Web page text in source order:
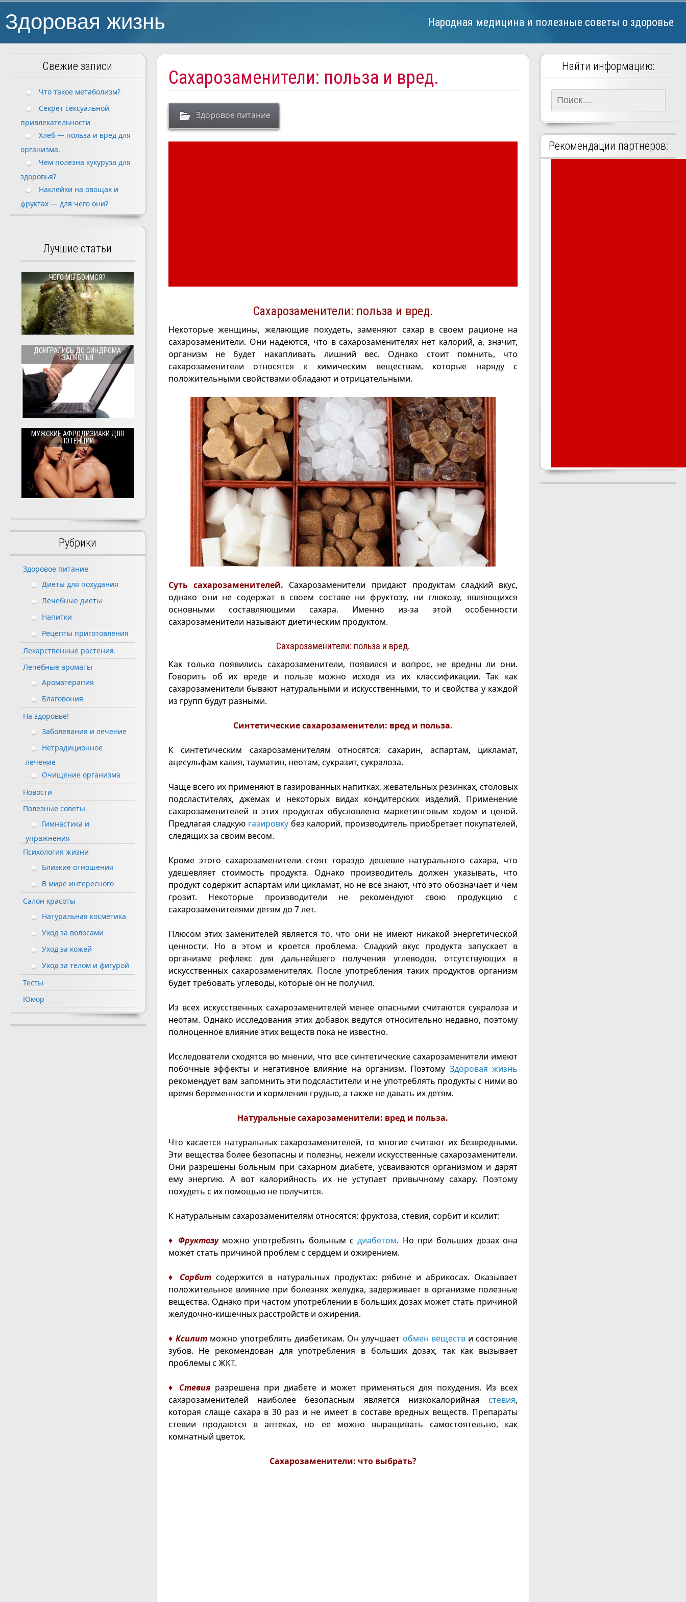
Здоровая жизнь Народная медицина и полезные советы о здоровье
Сахарозаменители: польза и вред.
Здоровое питание
Сахарозаменители: польза и вред.
Некоторые женщины, желающие похудеть, заменяют сахар в своем рационе на
сахарозаменители. Они надеются, что в сахарозаменителях нет калорий, а, значит,
организм не будет накапливать лишний вес. Однако стоит помнить, что
сахарозаменители относятся к химическим веществам, которые наряду с
положительными свойствами обладают и отрицательными.
Суть сахарозаменителей. Сахарозаменители придают продуктам сладкий вкус,
однако они не содержат в своем составе ни фруктозу, ни глюкозу, являющихся
основными составляющими сахара. Именно из-за этой особенности
сахарозаменители называют диетическим продуктом.
Сахарозаменители: польза и вред.
Как только появились сахарозаменители, появился и вопрос, не вредны ли они.
Говорить об их вреде и пользе можно исходя из их классификации. Так как
сахарозаменители бывают натуральными и искусственными, то и свойства у каждой
из групп будут разными.
Синтетические сахарозаменители: вред и польза.
К синтетическим сахарозаменителям относятся: сахарин, аспартам, цикламат,
ацесульфам калия, тауматин, неотам, сукразит, сукралоза.
Чаще всего их применяют в газированных напитках, жевательных резинках, столовых
подсластителях, джемах и некоторых видах кондитерских изделий. Применение
сахарозаменителей в этих продуктах обусловлено маркетинговым ходом и ценой.
Предлагая сладкую газировку без калорий, производитель приобретает покупателей,
следящих за своим весом.
Кроме этого сахарозаменители стоят гораздо дешевле натурального сахара, что
удешевляет стоимость продукта. Однако производитель должен указывать, что
продукт содержит аспартам или цикламат, но не все знают, что это обозначает и чем
грозит. Некоторые производители не рекомендуют свою продукцию с
сахарозаменителями детям до 7 лет.
Плюсом этих заменителей является то, что они не имеют никакой энергетической
ценности. Но в этом и кроется проблема. Сладкий вкус продукта запускает в
организме рефлекс для дальнейшего получения углеводов, отсутствующих в
искусственных сахарозаменителях. После употребления таких продуктов организм
будет требовать углеводы, которые он не получил.
Из всех искусственных сахарозаменителей менее опасными считаются сукралоза и
неотам. Однако исследования этих добавок ведутся относительно недавно, поэтому
полноценное влияние этих веществ пока не известно.
Исследователи сходятся во мнении, что все синтетические сахарозаменители имеют
побочные эффекты и негативное влияние на организм. Поэтому Здоровая жизнь
рекомендует вам запомнить эти подсластители и не употреблять продукты с ними во
время беременности и кормления грудью, а также не давать их детям.
Натуральные сахарозаменители: вред и польза.
Что касается натуральных сахарозаменителей, то многие считают их безвредными.
Эти вещества более безопасны и полезны, нежели искусственные сахарозаменители.
Они разрешены больным при сахарном диабете, усваиваются организмом и дарят
ему энергию. А вот калорийность их не уступает привычному сахару. Поэтому
похудеть с их помощью не получится.
К натуральным сахарозаменителям относятся: фруктоза, стевия, сорбит и ксилит:
♦ Фруктозуможно употреблять больным сдиабетом. Но при больших дозах она
может стать причиной проблем с сердцем и ожирением.
♦ Сорбитсодержится в натуральных продуктах: рябине и абрикосах. Оказывает
положительное влияние при болезнях желудка, задерживает в организме полезные
вещества. Однако при частом употреблении в больших дозах может стать причиной
желудочно-кишечных расстройств и ожирения.
♦ Ксилит можно употреблять диабетикам. Он улучшает обмен веществ и состояние
зубов. Не рекомендован для употребления в больших дозах, так как вызывает
проблемы с ЖКТ.
♦ Стевия разрешена при диабете и может применяться для похудения. Из всех
сахарозаменителей наиболее безопасным является низкокалорийнаястевия,
которая слаще сахара в 30 раз и не имеет в составе вредных веществ. Препараты
стевии продаются в аптеках, но ее можно выращивать самостоятельно, как
комнатный цветок.
Сахарозаменители: что выбрать?
Свежие записи
Что такое метаболизм?
Секрет сексуальной
привлекательности
Хлеб — польза и вред для
организма.
Чем полезна кукуруза для
здоровья?
Наклейки на овощах и
фруктах — для чего они?
Лучшие статьи
ЧЕГО МЫ БОИМСЯ?
ДОИГРАЛИСЬ ДО СИНДРОМА
ЗАПЯСТЬЯ
МУЖСКИЕ АФРОДИЗИАКИ ДЛЯ
ПОТЕНЦИИ
Рубрики
Здоровое питание
Диеты для похудания
Лечебные диеты
Напитки
Рецепты приготовления
Лекарственные растения.
Лечебные ароматы
Ароматерапия
Благовония
На здоровье!
Заболевания и лечение
Нетрадиционное
лечение
Очищение организма
Новости
Полезные советы
Гимнастика и
упражнения
Психология жизни
Близкие отношения
В мире интересного
Салон красоты
Натуральная косметика
Уход за волосами
Уход за кожей
Уход за телом и фигурой
Тесты
Юмор
Найти информацию:
Рекомендации партнеров: